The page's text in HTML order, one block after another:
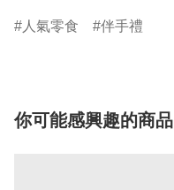
人氣零食 伴手禮
你可能感興趣的商品